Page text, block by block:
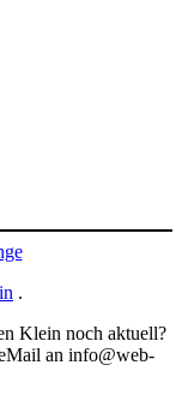
.
Klein noch aktuell?
an info@web-